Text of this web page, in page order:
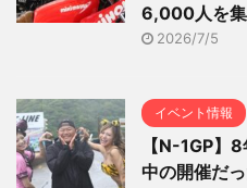
6,000人を集
2026/7/5
イベント情報
【N-1GP】
中の開催だ